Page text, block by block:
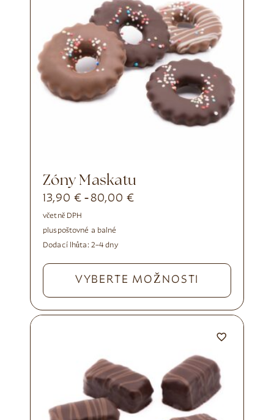
Zóny Maskatu
13,90 € -80,00€
včetně DPH
pluspoštovné a balné
Dodací lhůta: 2–4 dny
VYBERTE MOŽNOSTI